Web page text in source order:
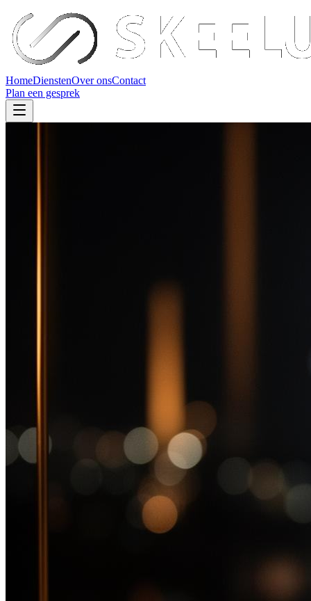
HomeDienstenOver onsContact
Plan een gesprek